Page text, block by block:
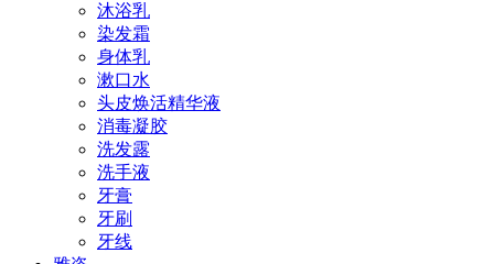
沐浴乳
染发霜
身体乳
漱口水
头皮焕活精华液
消毒凝胶
洗发露
洗手液
牙膏
牙刷
牙线